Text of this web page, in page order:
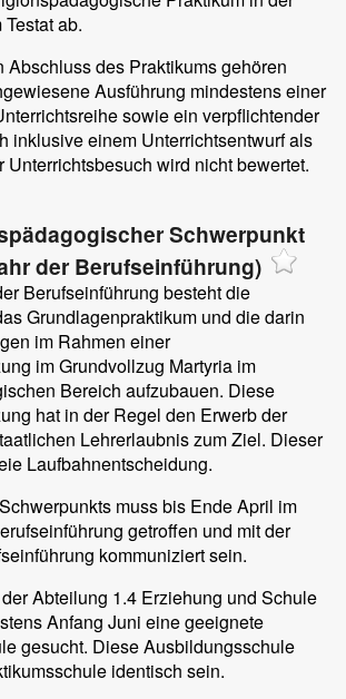
ab.
Abschluss des Praktikums gehören
Ausführung mindestens einer
sowie ein verpflichtender
inklusive einem Unterrichtsentwurf als
Unterrichtsbesuch wird nicht bewertet.
Schwerpunkt
der Berufseinführung)
Berufseinführung besteht die
Grundlagenpraktikum und die darin
im Rahmen einer
im Grundvollzug Martyria im
Bereich aufzubauen. Diese
hat in der Regel den Erwerb der
Lehrerlaubnis zum Ziel. Dieser
Laufbahnentscheidung.
muss bis Ende April im
getroffen und mit der
kommuniziert sein.
Abteilung 1.4 Erziehung und Schule
Anfang Juni eine geeignete
gesucht. Diese Ausbildungsschule
identisch sein.